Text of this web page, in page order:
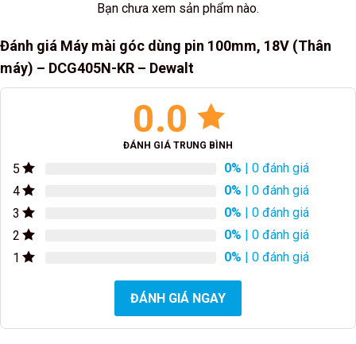
Bạn chưa xem sản phẩm nào.
Đánh giá Máy mài góc dùng pin 100mm, 18V (Thân
máy) – DCG405N-KR – Dewalt
0.0
ĐÁNH GIÁ TRUNG BÌNH
5 0% | 0 đánh giá
4
0% | 0 đánh giá
3
0% | 0 đánh giá
2
0% | 0 đánh giá
1
0% | 0 đánh giá
ĐÁNH GIÁ NGAY